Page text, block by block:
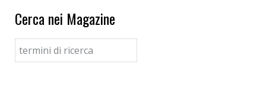
Cerca nei Magazine